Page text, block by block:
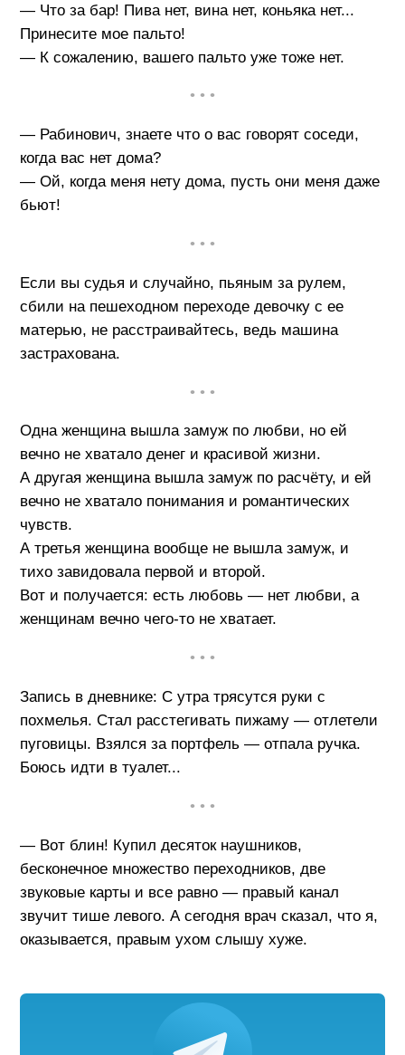
— Что за бар! Пива нет, вина нет, коньяка нет...
Принесите мое пальто!
— К сожалению, вашего пальто уже тоже нет.
• • •
— Рабинович, знаете что о вас говорят соседи,
когда вас нет дома?
— Ой, когда меня нету дома, пусть они меня даже
бьют!
• • •
Если вы судья и случайно, пьяным за рулем,
сбили на пешеходном переходе девочку с ее
матерью, не расстраивайтесь, ведь машина
застрахована.
• • •
Одна женщина вышла замуж по любви, но ей
вечно не хватало денег и красивой жизни.
А другая женщина вышла замуж по расчёту, и ей
вечно не хватало понимания и романтических
чувств.
А третья женщина вообще не вышла замуж, и
тихо завидовала первой и второй.
Вот и получается: есть любовь — нет любви, а
женщинам вечно чего-то не хватает.
• • •
Запись в дневнике: С утра трясутся руки с
похмелья. Стал расстегивать пижаму — отлетели
пуговицы. Взялся за портфель — отпала ручка.
Боюсь идти в туалет...
• • •
— Вот блин! Купил десяток наушников,
бесконечное множество переходников, две
звуковые карты и все равно — правый канал
звучит тише левого. А сегодня врач сказал, что я,
оказывается, правым ухом слышу хуже.